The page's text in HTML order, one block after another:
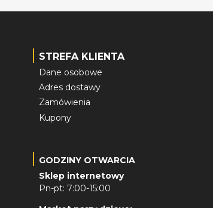
STREFA KLIENTA
Dane osobowe
Adres dostawy
Zamówienia
Kupony
GODZINY OTWARCIA
Sklep internetowy
Pn-pt: 7:00-15:00